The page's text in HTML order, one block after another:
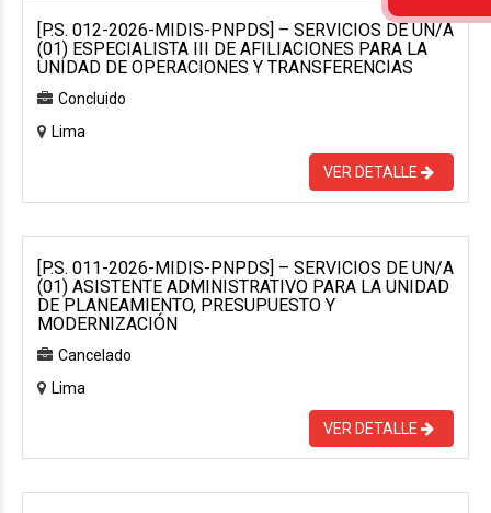
[P.S. 012-2026-MIDIS-PNPDS] – SERVICIOS DE UN/A
(01) ESPECIALISTA III DE AFILIACIONES PARA LA
UNIDAD DE OPERACIONES Y TRANSFERENCIAS
Concluido
Lima
VER DETALLE
[P.S. 011-2026-MIDIS-PNPDS] – SERVICIOS DE UN/A
(01) ASISTENTE ADMINISTRATIVO PARA LA UNIDAD
DE PLANEAMIENTO, PRESUPUESTO Y
MODERNIZACIÓN
Cancelado
Lima
VER DETALLE